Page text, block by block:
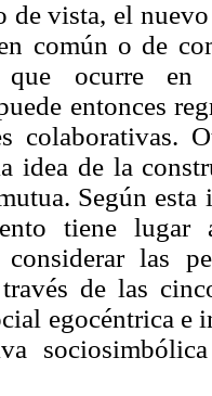
de vista, el
común o de
que ocurre
entonces
colaborativas.
idea de la
Según
tiene
las
de las
egocéntrica e